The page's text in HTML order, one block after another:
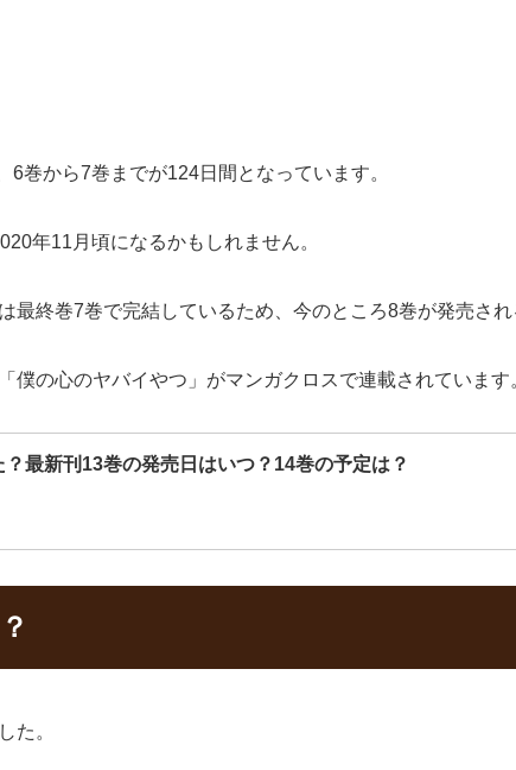
巻から7巻までが124日間となっています。
年11月頃になるかもしれません。
終巻7巻で完結しているため、今のところ8巻が発売され
の心のヤバイやつ」がマンガクロスで連載されています
？最新刊13巻の発売日はいつ？14巻の予定は？
た。